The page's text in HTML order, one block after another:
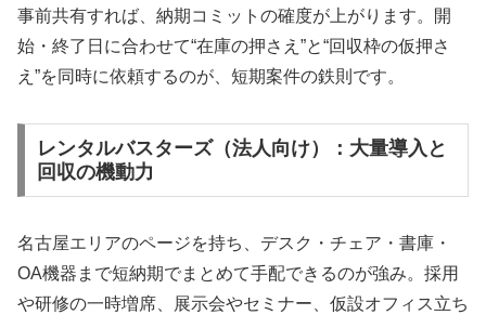
事前共有すれば、納期コミットの確度が上がります。開
始・終了日に合わせて“在庫の押さえ”と“回収枠の仮押さ
え”を同時に依頼するのが、短期案件の鉄則です。
レンタルバスターズ（法人向け）：大量導入と
回収の機動力
名古屋エリアのページを持ち、デスク・チェア・書庫・
OA機器まで短納期でまとめて手配できるのが強み。採用
や研修の一時増席、展示会やセミナー、仮設オフィス立ち